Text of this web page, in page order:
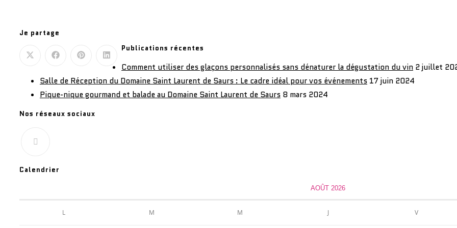
Je partage
Publications récentes
Comment utiliser des glaçons personnalisés sans dénaturer la dégustation du vin 2 juillet
Salle de Réception du Domaine Saint Laurent de Saurs : Le cadre idéal pour vos événements 17 juin 2024
Pique-nique gourmand et balade au Domaine Saint Laurent de Saurs 8 mars 2024
Nos réseaux sociaux
Calendrier
AOÛT 2026
L M M J V